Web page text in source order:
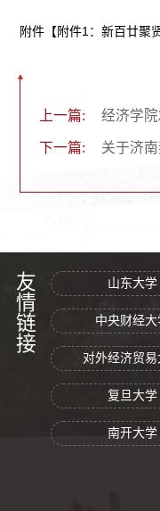
附件【附件1：新百廿聚
上一篇: 经济学
下一篇: 关于济
友情链接 山东大学
中央财经大
对外经济贸易
复旦大学
南开大学